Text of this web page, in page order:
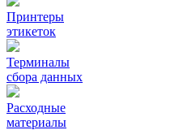
Принтеры
этикеток
Терминалы
сбора данных
Расходные
материалы